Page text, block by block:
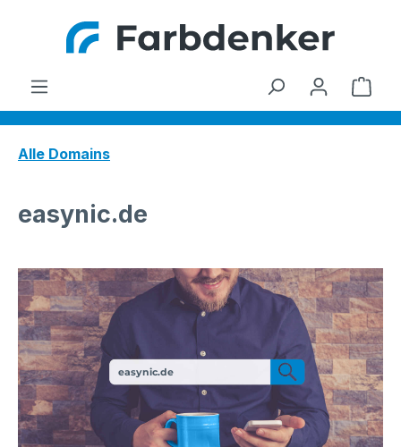
Zum Hauptinhalt springen
Alle Domains
easynic.de
easynic.de